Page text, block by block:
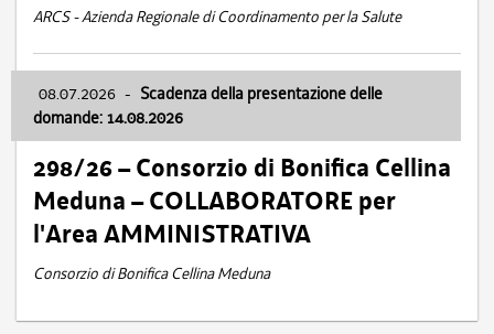
ARCS - Azienda Regionale di Coordinamento per la Salute
08.07.2026 - Scadenza della presentazione delle
domande: 14.08.2026
298/26 – Consorzio di Bonifica Cellina
Meduna – COLLABORATORE per
l'Area AMMINISTRATIVA
Consorzio di Bonifica Cellina Meduna